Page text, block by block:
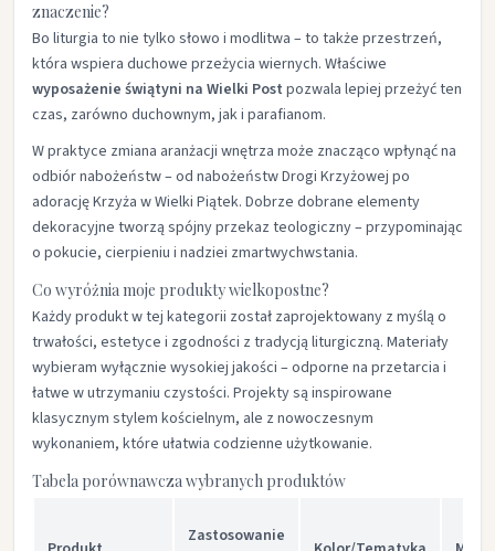
znaczenie?
Bo liturgia to nie tylko słowo i modlitwa – to także przestrzeń,
która wspiera duchowe przeżycia wiernych. Właściwe
wyposażenie świątyni na Wielki Post pozwala lepiej przeżyć ten
czas, zarówno duchownym, jak i parafianom.
W praktyce zmiana aranżacji wnętrza może znacząco wpłynąć na
odbiór nabożeństw – od nabożeństw Drogi Krzyżowej po
adorację Krzyża w Wielki Piątek. Dobrze dobrane elementy
dekoracyjne tworzą spójny przekaz teologiczny – przypominając
o pokucie, cierpieniu i nadziei zmartwychwstania.
Co wyróżnia moje produkty wielkopostne?
Każdy produkt w tej kategorii został zaprojektowany z myślą o
trwałości, estetyce i zgodności z tradycją liturgiczną. Materiały
wybieram wyłącznie wysokiej jakości – odporne na przetarcia i
łatwe w utrzymaniu czystości. Projekty są inspirowane
klasycznym stylem kościelnym, ale z nowoczesnym
wykonaniem, które ułatwia codzienne użytkowanie.
Tabela porównawcza wybranych produktów
Zastosowanie